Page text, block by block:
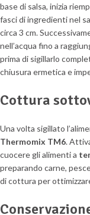
base di salsa, inizia
fasci di ingredienti nel
circa 3 cm.
nell’acqua fino a
prima di sigillarlo
chiusura ermetica e
Cottura
Una volta sigillato
Thermomix TM6.
cuocere gli alimenti a
preparando carne,
di cottura per